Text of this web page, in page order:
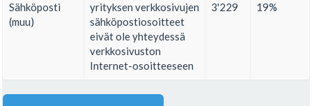
Sähköposti
(muu)
yrityksen verkkosivujen
sähköpostiosoitteet
eivät ole yhteydessä
verkkosivuston
Internet-osoitteeseen
3'229 19%